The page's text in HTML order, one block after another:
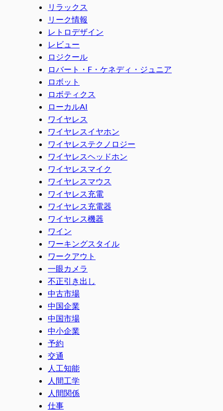
リラックス
リーク情報
レトロデザイン
レビュー
ロジクール
ロバート・F・ケネディ・ジュニア
ロボット
ロボティクス
ローカルAI
ワイヤレス
ワイヤレスイヤホン
ワイヤレステクノロジー
ワイヤレスヘッドホン
ワイヤレスマイク
ワイヤレスマウス
ワイヤレス充電
ワイヤレス充電器
ワイヤレス機器
ワイン
ワーキングスタイル
ワークアウト
一眼カメラ
不正引き出し
中古市場
中国企業
中国市場
中小企業
予約
交通
人工知能
人間工学
人間関係
仕事